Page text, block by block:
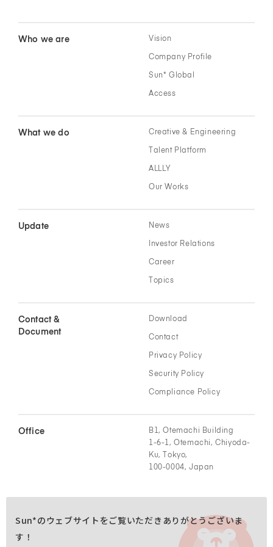
Sun*のウェブサイトをご覧いただきありがとうございま
す！
Who we are Vision
Company Profile
Sun* Global
Access
What we do Creative & Engineering
Talent Platform
ALLLY
Our Works
Update News
Investor Relations
Career
Topics
Contact &
Document
Download
Contact
Privacy Policy
Security Policy
Compliance Policy
Office
B1, Otemachi Building
1-6-1, Otemachi, Chiyoda-
Ku, Tokyo,
100-0004, Japan